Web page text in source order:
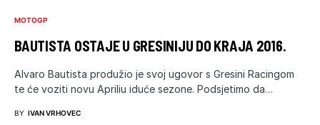
MOTOGP
BAUTISTA OSTAJE U GRESINIJU DO KRAJA 2016.
Alvaro Bautista produžio je svoj ugovor s Gresini Racingom
te će voziti novu Apriliu iduće sezone. Podsjetimo da…
BY IVAN VRHOVEC